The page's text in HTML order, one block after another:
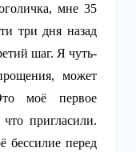
мне 35
три дня назад
шаг. Я чуть-
может
моё первое
пригласили.
бессилие перед